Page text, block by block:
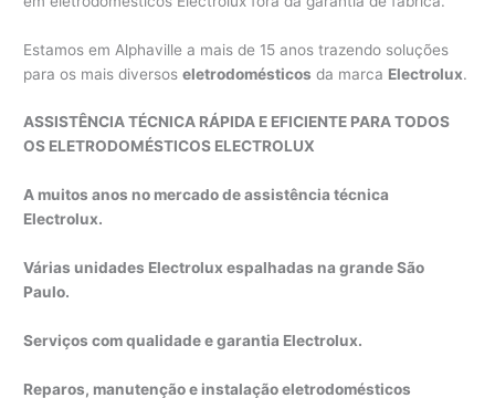
Estamos em Alphaville a mais de 15 anos trazendo soluções
para os mais diversoseletrodomésticos da marca Electrolux.
ASSISTÊNCIA TÉCNICA RÁPIDA E EFICIENTE PARA TODOS
OS ELETRODOMÉSTICOS ELECTROLUX
A muitos anos no mercado de assistência técnica
Electrolux.
Várias unidades Electrolux espalhadas na grande São
Paulo.
Serviços com qualidade e garantia Electrolux.
Reparos, manutenção e instalação eletrodomésticos